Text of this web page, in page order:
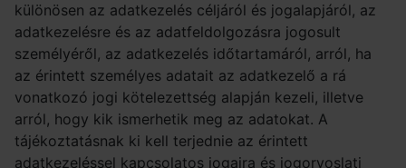
különösen az adatkezelés céljáról és jogalapjáról, az
adatkezelésre és az adatfeldolgozásra jogosult
személyéről, az adatkezelés időtartamáról, arról, ha
az érintett személyes adatait az adatkezelő a rá
vonatkozó jogi kötelezettség alapján kezeli, illetve
arról, hogy kik ismerhetik meg az adatokat. A
tájékoztatásnak ki kell terjednie az érintett
adatkezeléssel kapcsolatos jogaira és jogorvoslati